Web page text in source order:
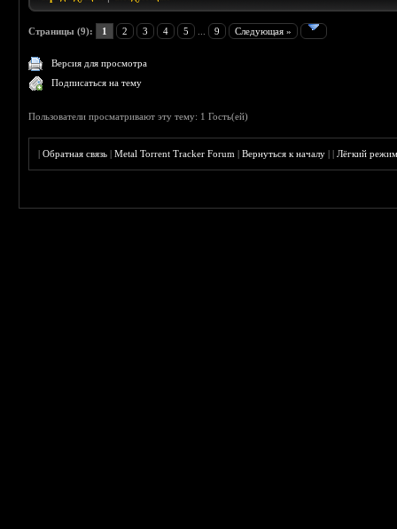
Страницы (9): 1 2 3 4 5 9 Следующая »
Версия для просмотра
Подписаться на тему
Пользователи просматривают эту тему: 1 Гость(ей)
|Обратная связь |Metal Torrent Tracker Forum |Вернуться к началу ||Лёгкий